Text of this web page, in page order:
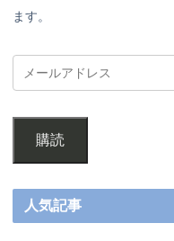
ます。
購読
人気記事